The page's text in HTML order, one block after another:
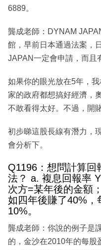
6889。
龔成老師：DYNAM
館，早前日本通過法案，
JAPAN一定會申請，而且
如果你的眼光放在5年，
家的政府都想搞好經濟，
不敢看得太好。不過，開
初步睇這股長線有潛力，
會分析下。
Q1196：想問計算回
法？ a. 複息回報率
次方=某年後的金額
如四年後賺了40%
10%。
龔成老師：你說的例子是
的，金沙在2010年的每股